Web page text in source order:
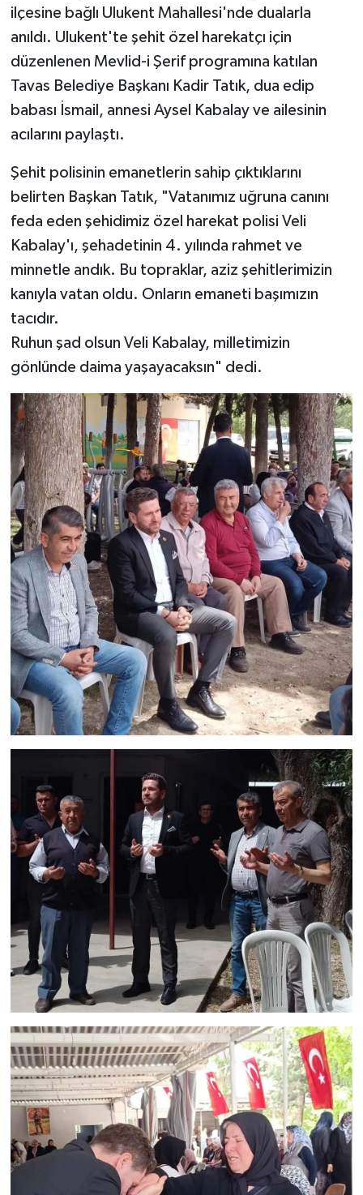
ilçesine bağlı Ulukent Mahallesi'nde dualarla
anıldı. Ulukent'te şehit özel harekatçı için
düzenlenen Mevlid-i Şerif programına katılan
Tavas Belediye Başkanı Kadir Tatık, dua edip
babası İsmail, annesi Aysel Kabalay ve ailesinin
acılarını paylaştı.
Şehit polisinin emanetlerin sahip çıktıklarını
belirten Başkan Tatık, "Vatanımız uğruna canını
feda eden şehidimiz özel harekat polisi Veli
Kabalay'ı, şehadetinin 4. yılında rahmet ve
minnetle andık. Bu topraklar, aziz şehitlerimizin
kanıyla vatan oldu. Onların emaneti başımızın
tacıdır.
Ruhun şad olsun Veli Kabalay, milletimizin
gönlünde daima yaşayacaksın" dedi.